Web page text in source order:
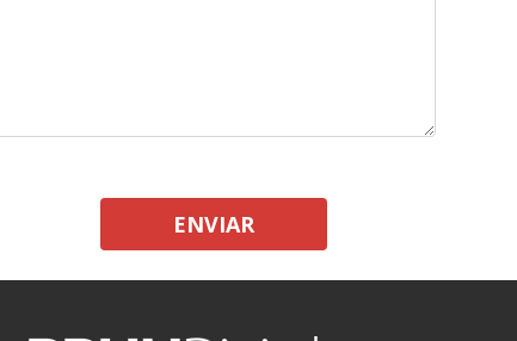
ENVIAR